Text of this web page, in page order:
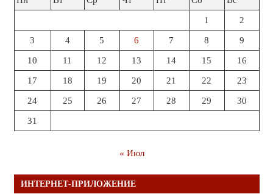
1 2
3 4 5 6 7 8 9
10 11 12 13 14 15 16
17 18 19 20 21 22 23
24 25 26 27 28 29 30
31
« Июл
ИНТЕРНЕТ-ПРИЛОЖЕНИЕ